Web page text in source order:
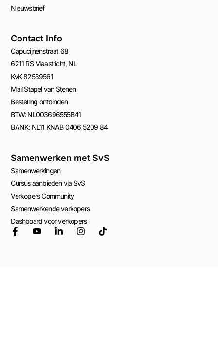
Nieuwsbrief
Contact Info
Capucijnenstraat 68
6211 RS Maastricht, NL
KvK 82539561
Mail Stapel van Stenen
Bestelling ontbinden
BTW: NL003696555B41
BANK: NL11 KNAB 0406 5209 84
Samenwerken met SvS
Samenwerkingen
Cursus aanbieden via SvS
Verkopers Community
Samenwerkende verkopers
Dashboard voor verkopers